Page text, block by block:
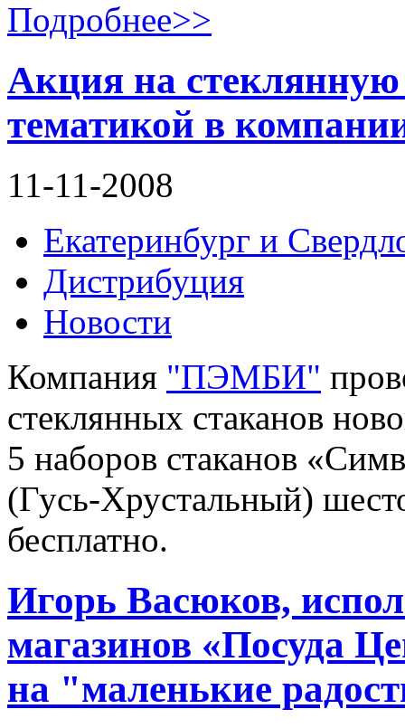
Подробнее>>
Акция на стеклянную
тематикой в
11-11-2008
Екатеринбург и
Дистрибуция
Новости
Компания "ПЭМБИ"
стеклянных стаканов
5 наборов стаканов
(Гусь-Хрустальный)
бесплатно.
Игорь Васюков,
магазинов «Посуда
на "маленькие